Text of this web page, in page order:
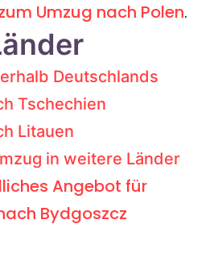
Umzug nach Polen.
Deutschlands
Tschechien
Litauen
in weitere Länder
Angebot für
Bydgoszcz